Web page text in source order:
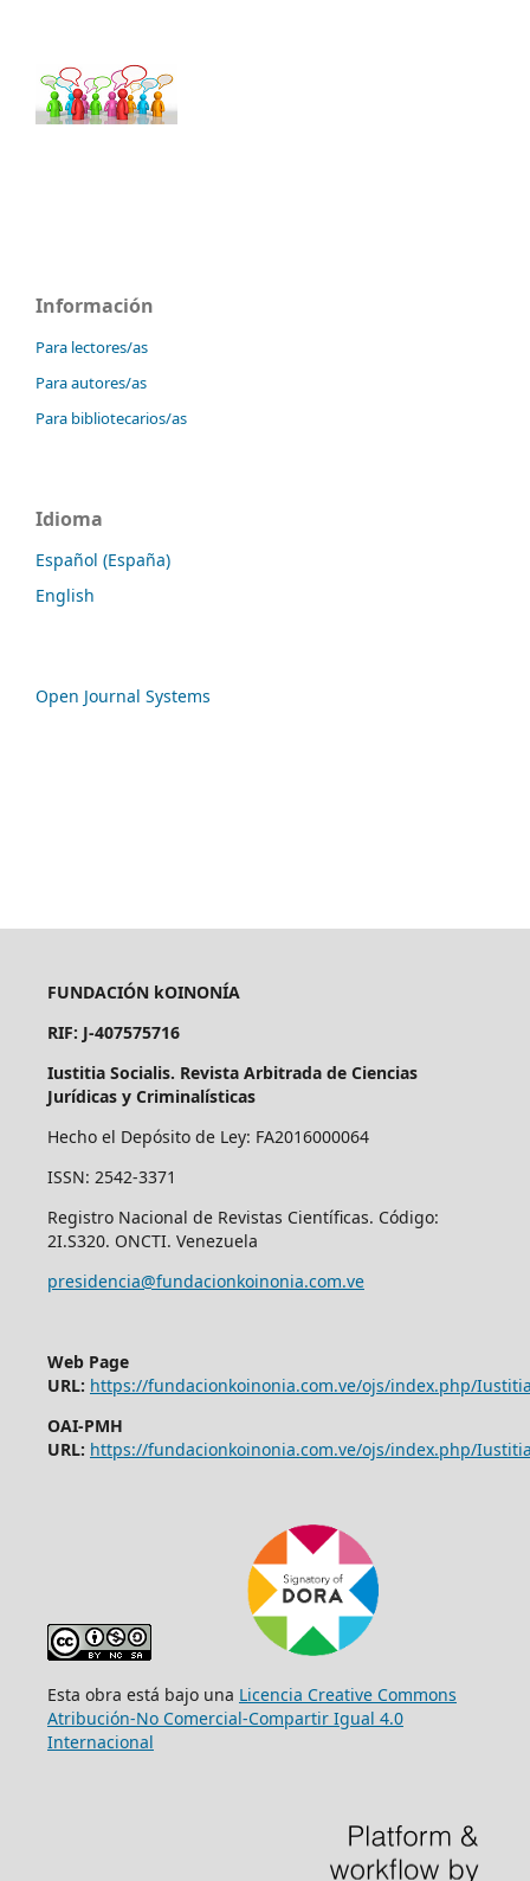
Información
Para lectores/as
Para autores/as
Para bibliotecarios/as
Idioma
Español (España)
English
Open Journal Systems
FUNDACIÓN kOINONÍA
RIF: J-407575716
Iustitia Socialis. Revista Arbitrada de Ciencias
Jurídicas y Criminalísticas
Hecho el Depósito de Ley: FA2016000064
ISSN: 2542-3371
Registro Nacional de Revistas Científicas. Código:
2I.S320. ONCTI. Venezuela
presidencia@fundacionkoinonia.com.ve
Web Page
URL: https://fundacionkoinonia.com.ve/ojs/index.php/
OAI-PMH
URL: https://fundacionkoinonia.com.ve/ojs/index.php/
Esta obra está bajo una Licencia Creative Commons
Atribución-No Comercial-Compartir Igual 4.0
Internacional